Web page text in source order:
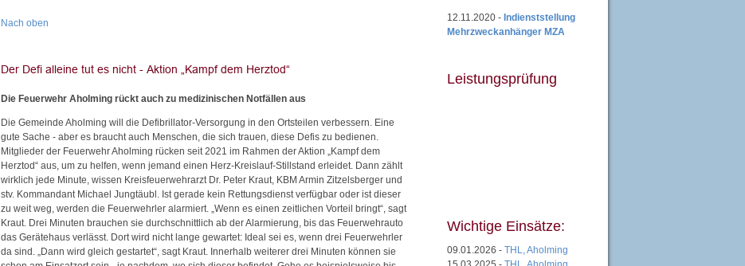
Nach oben
Die Feuerwehr Aholming rückt auch zu medizinischen Notfällen aus
Die Gemeinde Aholming will die Defibrillator-Versorgung in den Ortsteilen verbessern. Eine
gute Sache - aber es braucht auch Menschen, die sich trauen, diese Defis zu bedienen.
Mitglieder der Feuerwehr Aholming rücken seit 2021 im Rahmen der Aktion „Kampf dem
Herztod“ aus, um zu helfen, wenn jemand einen Herz-Kreislauf-Stillstand erleidet. Dann zählt
wirklich jede Minute, wissen Kreisfeuerwehrarzt Dr. Peter Kraut, KBM Armin Zitzelsberger und
stv. Kommandant Michael Jungtäubl. Ist gerade kein Rettungsdienst verfügbar oder ist dieser
zu weit weg, werden die Feuerwehrler alarmiert. „Wenn es einen zeitlichen Vorteil bringt“, sagt
Kraut. Drei Minuten brauchen sie durchschnittlich ab der Alarmierung, bis das Feuerwehrauto
das Gerätehaus verlässt. Dort wird nicht lange gewartet: Ideal sei es, wenn drei Feuerwehrler
da sind. „Dann wird gleich gestartet“, sagt Kraut. Innerhalb weiterer drei Minuten können sie
12.11.2020 - Indienststellung
Mehrzweckanhänger MZA
Leistungsprüfung
Wichtige Einsätze:
09.01.2026 - THL, Aholming